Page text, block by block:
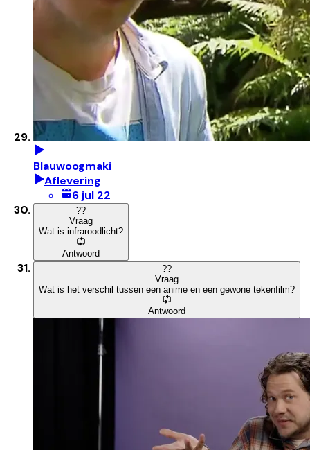
Blauwoogmaki
Aflevering
6 jul 22
??
Vraag
Wat is infraroodlicht?
Antwoord
??
Vraag
Wat is het verschil tussen een anime en een gewone tekenfilm?
Antwoord